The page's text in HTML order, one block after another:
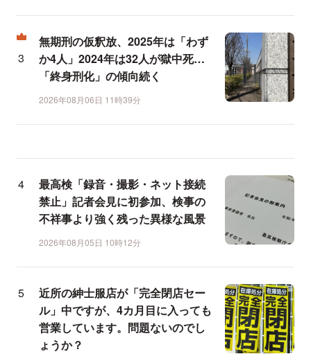
無期刑の仮釈放、2025年は「わず
か4人」2024年は32人が獄中死…
「終身刑化」の傾向続く
2026年08月06日 11時39分
最高検「録音・撮影・ネット接続
禁止」記者会見に初参加、検事の
不祥事より強く残った異様な風景
2026年08月05日 10時12分
近所の紳士服店が「完全閉店セー
ル」中ですが、4カ月目に入っても
営業しています。問題ないのでし
ょうか？